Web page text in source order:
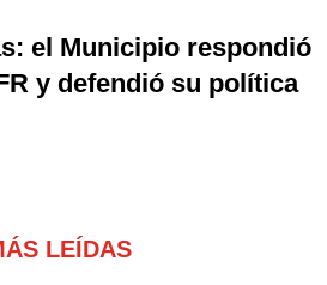
el Municipio respondió
y defendió su política
LEÍDAS